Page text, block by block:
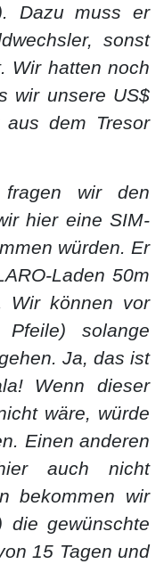
Dazu muss er
sonst
Wir hatten noch
wir unsere US$
aus dem Tresor
fragen wir den
hier eine SIM-
würden. Er
Laden 50m
Wir können vor
solange
Ja, das ist
Wenn dieser
wäre, würde
Einen anderen
auch nicht
bekommen wir
die gewünschte
15 Tagen und